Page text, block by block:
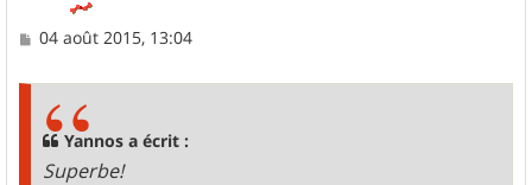
M
04 août 2015, 13:04
Yannos a écrit :
Superbe!